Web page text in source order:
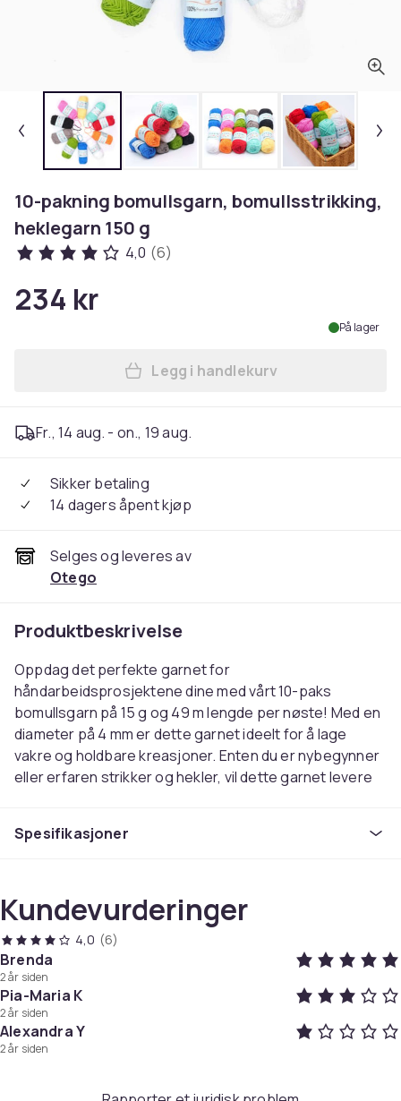
10-pakning bomullsgarn, bomullsstrikking,
heklegarn 150 g
4,0 (6)
234 kr
På lager
Legg 10-pakning
Legg i handlekurv
Fr., 14 aug. - on., 19 aug.
Sikker betaling
14 dagers åpent kjøp
Selges og leveres av
Otego
Produktbeskrivelse
Oppdag det perfekte garnet for
håndarbeidsprosjektene dine med vårt 10-paks
bomullsgarn på 15 g og 49 m lengde per nøste! Med en
diameter på 4 mm er dette garnet ideelt for å lage
vakre og holdbare kreasjoner. Enten du er nybegynner
eller erfaren strikker og hekler, vil dette garnet levere
lar deg utforske kreativiteten din. Enten du lager klær,
Invester i vårt 10-paknings bomullsgarn med totalt 150 g
og la fantasien din blomstre. Lag unike og personlige
gjenstander som vil imponere både deg selv og andre.
Med høy kvalitet, sjenerøs lengde og mange farger å
velge mellom, er dette garnet et uunnværlig verktøy for
dine håndverkseventyr.
Du kan også bruke disse til å lage unike
vennskapsarmbånd eller hvorfor ikke til Macramé-
Spesifikasjoner
Kundevurderinger
4,0 (6)
Brenda
2 år siden
Pia-Maria K
2 år siden
Alexandra Y
2 år siden